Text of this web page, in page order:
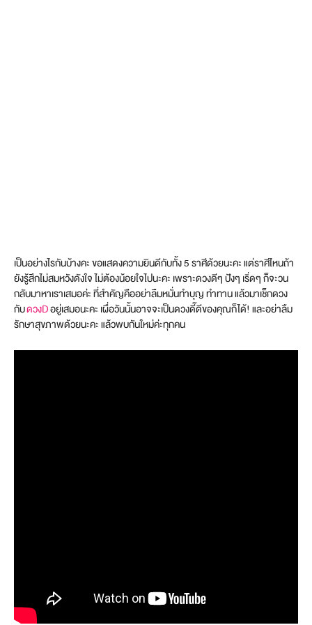
เป็นอย่างไรกันบ้างคะ ขอแสดงความยินดีกับทั้ง 5 ราศีด้วยนะคะ แต่ราศีไหนถ้า
ยังรู้สึกไม่สมหวังดังใจ ไม่ต้องน้อยใจไปนะคะ เพราะดวงดีๆ ปังๆ เริ่ดๆ ก็จะวน
กลับมาหาเราเสมอค่ะ ที่สำคัญคืออย่าลืมหมั่นทำบุญ ทำทาน แล้วมาเช็กดวง
กับดวงDอยู่เสมอนะคะ เผื่อวันนั้นอาจจะเป็นดวงดี๊ดีของคุณก็ได้! และอย่าลืม
รักษาสุขภาพด้วยนะคะ แล้วพบกันใหม่ค่ะทุกคน